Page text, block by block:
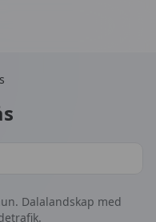
Dalalandskap med